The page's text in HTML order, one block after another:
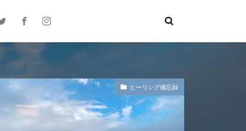
ヒーリング備忘録
披露目会